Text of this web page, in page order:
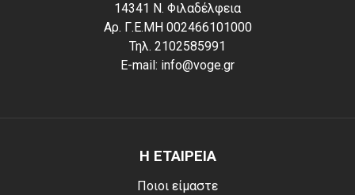
14341 Ν. Φιλαδέλφεια
Αρ. Γ.Ε.ΜΗ 002466101000
Τηλ. 2102585991
E-mail: info@voge.gr
Η ΕΤΑΙΡΕΙΑ
Ποιοι είμαστε